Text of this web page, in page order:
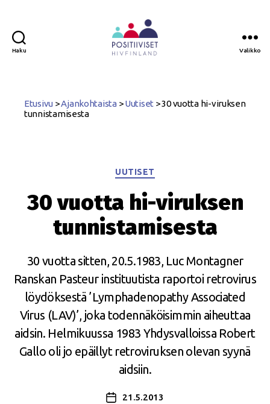
Haku Valikko
Etusivu >Ajankohtaista >Uutiset >30 vuotta hi-viruksen
tunnistamisesta
Kategoriat
UUTISET
30 vuotta hi-viruksen
tunnistamisesta
30 vuotta sitten, 20.5.1983, Luc Montagner
Ranskan Pasteur instituutista raportoi retrovirus
löydöksestä ’Lymphadenopathy Associated
Virus (LAV)’, joka todennäköisimmin aiheuttaa
aidsin. Helmikuussa 1983 Yhdysvalloissa Robert
Gallo oli jo epäillyt retroviruksen olevan syynä
aidsiin.
Julkaisupäivämäärä
21.5.2013